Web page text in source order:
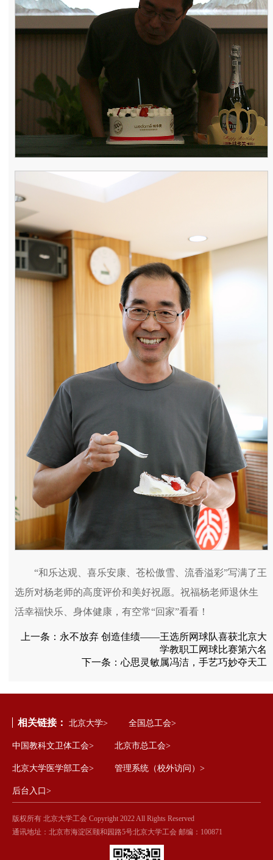
“和乐达观、喜乐安康、苍松傲雪、流香溢彩”写满了王
选所对杨老师的高度评价和美好祝愿。祝福杨老师退休生
活幸福快乐、身体健康，有空常“回家”看看！
上一条： 永不放弃 创造佳绩——王选所网球队喜获北京大
学教职工网球比赛第六名
下一条： 心思灵敏属冯洁，手艺巧妙夺天工
相关链接： 北京大学> 全国总工会>
中国教科文卫体工会> 北京市总工会>
北京大学医学部工会> 管理系统（校外访问）>
后台入口>
版权所有 北京大学工会 Copyright 2022 All Rights Reserved
通讯地址：北京市海淀区颐和园路5号北京大学工会 邮编：100871